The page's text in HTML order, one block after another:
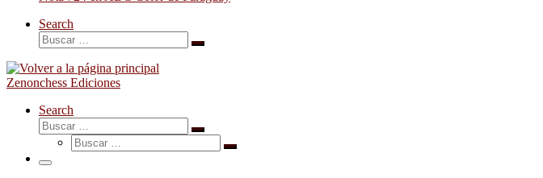
Search
Buscar
Buscar
Zenonchess Ediciones
Search
Buscar
Buscar
Buscar
Buscar
Menú